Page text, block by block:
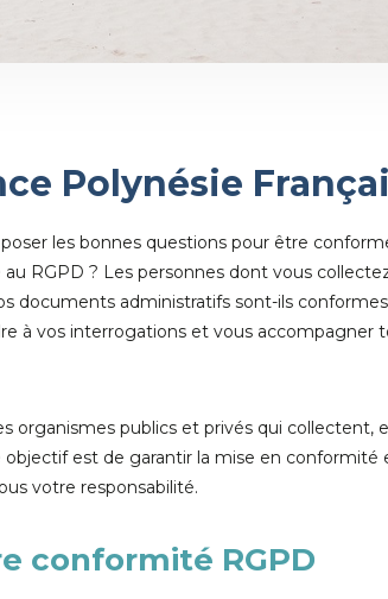
Polynésie
les bonnes questions pour être
RGPD ? Les personnes dont vous
documents administratifs sont-ils
à vos interrogations et vous accompagner
organismes publics et privés qui collectent,
objectif est de garantir la mise en conformité
votre responsabilité.
conformité RGPD